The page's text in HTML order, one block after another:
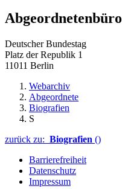
Abgeordnetenbüro
Deutscher Bundestag
Platz der Republik 1
11011 Berlin
Webarchiv
Abgeordnete
Biografien
S
zurück zu: Biografien ()
Barrierefreiheit
Datenschutz
Impressum